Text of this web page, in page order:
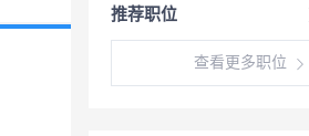
推荐职位
查看更多职位